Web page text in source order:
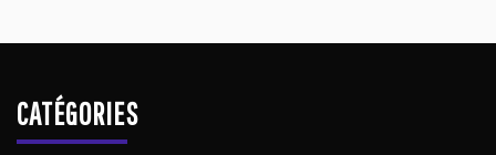
CATÉGORIES